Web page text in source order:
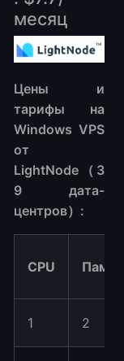
месяц
Цены и
тарифы на
Windows VPS
от
LightNode（3
9 дата-
центров）:
CPU
1 2